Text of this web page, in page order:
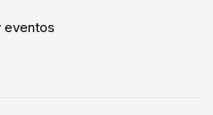
eventos